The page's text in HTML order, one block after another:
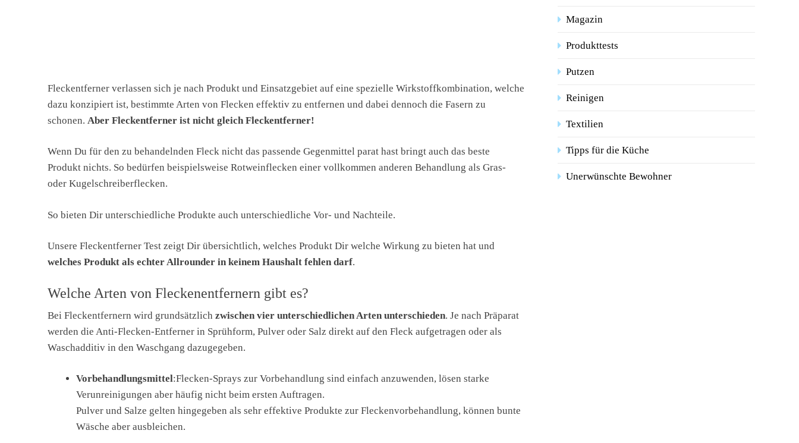
Fleckentferner verlassen sich je nach Produkt und Einsatzgebiet auf eine spezielle Wirkstoffkombination, welche
dazu konzipiert ist, bestimmte Arten von Flecken effektiv zu entfernen und dabei dennoch die Fasern zu
schonen. Aber Fleckentferner ist nicht gleich Fleckentferner!
Wenn Du für den zu behandelnden Fleck nicht das passende Gegenmittel parat hast bringt auch das beste
Produkt nichts. So bedürfen beispielsweise Rotweinflecken einer vollkommen anderen Behandlung als Gras-
oder Kugelschreiberflecken.
So bieten Dir unterschiedliche Produkte auch unterschiedliche Vor- und Nachteile.
Unsere Fleckentferner Test zeigt Dir übersichtlich, welches Produkt Dir welche Wirkung zu bieten hat und
welches Produkt als echter Allrounder in keinem Haushalt fehlen darf.
Welche Arten von Fleckenentfernern gibt es?
Bei Fleckentfernern wird grundsätzlich zwischen vier unterschiedlichen Arten unterschieden. Je nach Präparat
werden die Anti-Flecken-Entferner in Sprühform, Pulver oder Salz direkt auf den Fleck aufgetragen oder als
Waschadditiv in den Waschgang dazugegeben.
Vorbehandlungsmittel:Flecken-Sprays zur Vorbehandlung sind einfach anzuwenden, lösen starke
Verunreinigungen aber häufig nicht beim ersten Auftragen.
Pulver und Salze gelten hingegeben als sehr effektive Produkte zur Fleckenvorbehandlung, können bunte
Wäsche aber ausbleichen.
Magazin
Produkttests
Putzen
Reinigen
Textilien
Tipps für die Küche
Unerwünschte Bewohner